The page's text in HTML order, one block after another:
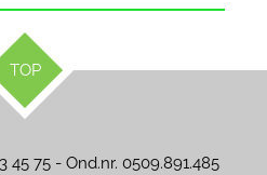
TOP
75 - Ond.nr. 0509.891.485